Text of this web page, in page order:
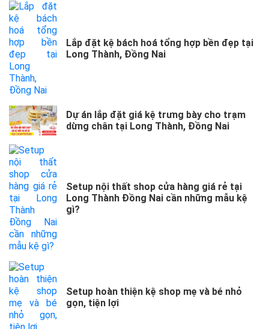
Lắp đặt kệ bách hoá tổng hợp bền đẹp tại
Long Thành, Đồng Nai
Dự án lắp đặt giá kệ trưng bày cho trạm
dừng chân tại Long Thành, Đồng Nai
Setup nội thất shop cửa hàng giá rẻ tại
Long Thành Đồng Nai cần những mẫu kệ
gì?
Setup hoàn thiện kệ shop mẹ và bé nhỏ
gọn, tiện lợi